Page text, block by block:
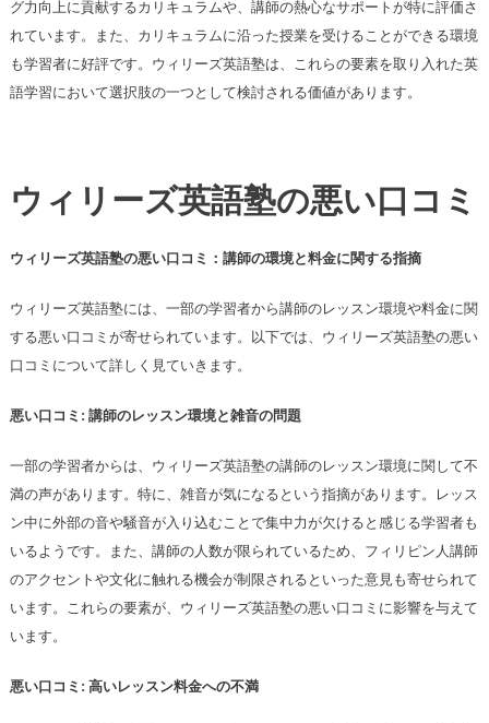
グ力向上に貢献するカリキュラムや、講師の熱心なサポートが特に評価さ
れています。また、カリキュラムに沿った授業を受けることができる環境
も学習者に好評です。ウィリーズ英語塾は、これらの要素を取り入れた英
語学習において選択肢の一つとして検討される価値があります。
ウィリーズ英語塾の悪い口コミ
ウィリーズ英語塾の悪い口コミ：講師の環境と料金に関する指摘
ウィリーズ英語塾には、一部の学習者から講師のレッスン環境や料金に関
する悪い口コミが寄せられています。以下では、ウィリーズ英語塾の悪い
口コミについて詳しく見ていきます。
悪い口コミ: 講師のレッスン環境と雑音の問題
一部の学習者からは、ウィリーズ英語塾の講師のレッスン環境に関して不
満の声があります。特に、雑音が気になるという指摘があります。レッス
ン中に外部の音や騒音が入り込むことで集中力が欠けると感じる学習者も
いるようです。また、講師の人数が限られているため、フィリピン人講師
のアクセントや文化に触れる機会が制限されるといった意見も寄せられて
います。これらの要素が、ウィリーズ英語塾の悪い口コミに影響を与えて
います。
悪い口コミ: 高いレッスン料金への不満